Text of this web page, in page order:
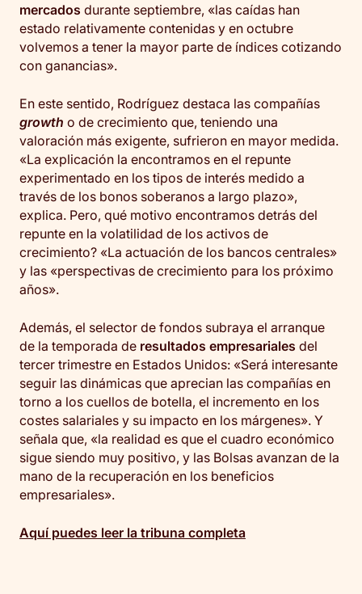
mercados durante septiembre, «las caídas han
estado relativamente contenidas y en octubre
volvemos a tener la mayor parte de índices cotizando
con ganancias».
En este sentido, Rodríguez destaca las compañías
growth o de crecimiento que, teniendo una
valoración más exigente, sufrieron en mayor medida.
«La explicación la encontramos en el repunte
experimentado en los tipos de interés medido a
través de los bonos soberanos a largo plazo»,
explica. Pero, qué motivo encontramos detrás del
repunte en la volatilidad de los activos de
crecimiento? «La actuación de los bancos centrales»
y las «perspectivas de crecimiento para los próximo
años».
Además, el selector de fondos subraya el arranque
de la temporada de resultados empresariales del
tercer trimestre en Estados Unidos: «Será interesante
seguir las dinámicas que aprecian las compañías en
torno a los cuellos de botella, el incremento en los
costes salariales y su impacto en los márgenes». Y
señala que, «la realidad es que el cuadro económico
sigue siendo muy positivo, y las Bolsas avanzan de la
mano de la recuperación en los beneficios
empresariales».
Aquí puedes leer la tribuna completa